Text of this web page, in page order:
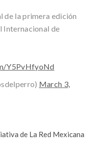
de la primera edición
Internacional de
Y5PvHfyoNd
March 3,
de La Red Mexicana